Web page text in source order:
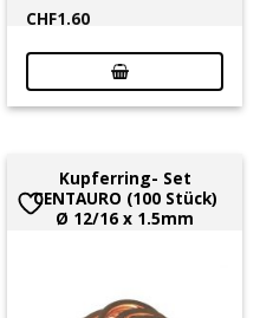
CHF1.60
Kupferring- Set
CENTAURO (100 Stück)
Ø 12/16 x 1.5mm